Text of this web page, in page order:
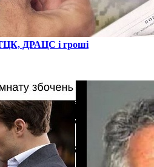
ДРАЦС і гроші